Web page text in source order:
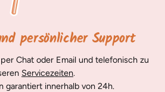
persönlicher Support
Chat oder Email und telefonisch zu
Servicezeiten.
garantiert innerhalb von 24h.